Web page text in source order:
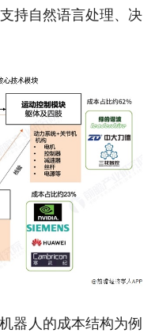
持自然语言处理、决
器人的成本结构为例